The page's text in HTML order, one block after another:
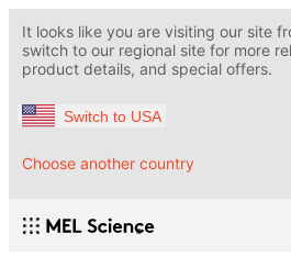
It looks like you are visiting our site
switch to our regional site for more
product details, and special offers.
Switch to USA
Choose another country